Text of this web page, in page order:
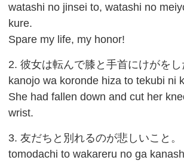
watashi no jinsei to, watashi no
kure.
Spare my life, my honor!
2. 彼女は転んで膝と手首にけがをし
kanojo wa koronde hiza to tekubi ni
She had fallen down and cut her
wrist.
3. 友だちと別れるのが悲しいこと。
tomodachi to wakareru no ga